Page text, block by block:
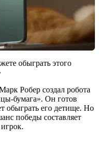
Робер создал робота
бумага». Он готов
обыграть его детище. Но
победы составляет